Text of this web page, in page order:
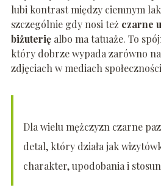
lubi kontrast między ciemnym
szczególnie gdy nosi też czarne
biżuterięalbo ma tatuaże. To
który dobrze wypada zarówno
zdjęciach w mediach
Dla wielu mężczyzn czarne
detal, który działa jak
charakter, upodobania i